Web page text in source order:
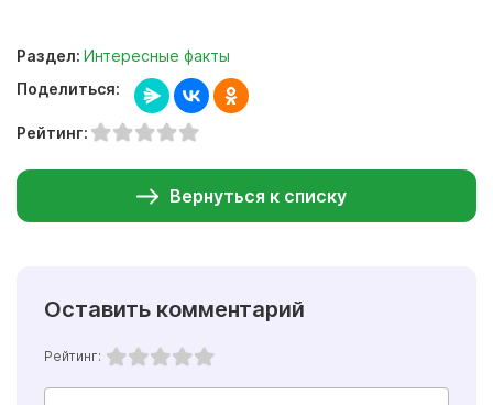
Раздел: Интересные факты
Поделиться:
Рейтинг:
Вернуться к списку
Оставить комментарий
Рейтинг: